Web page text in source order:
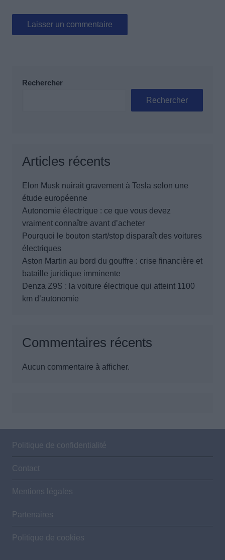
Rechercher
Rechercher
Articles récents
Elon Musk nuirait gravement à Tesla selon une
étude européenne
Autonomie électrique : ce que vous devez
vraiment connaître avant d’acheter
Pourquoi le bouton start/stop disparaît des voitures
électriques
Aston Martin au bord du gouffre : crise financière et
bataille juridique imminente
Denza Z9S : la voiture électrique qui atteint 1100
km d’autonomie
Commentaires récents
Aucun commentaire à afficher.
Politique de confidentialité
Contact
Mentions légales
Partenaires
Politique de cookies